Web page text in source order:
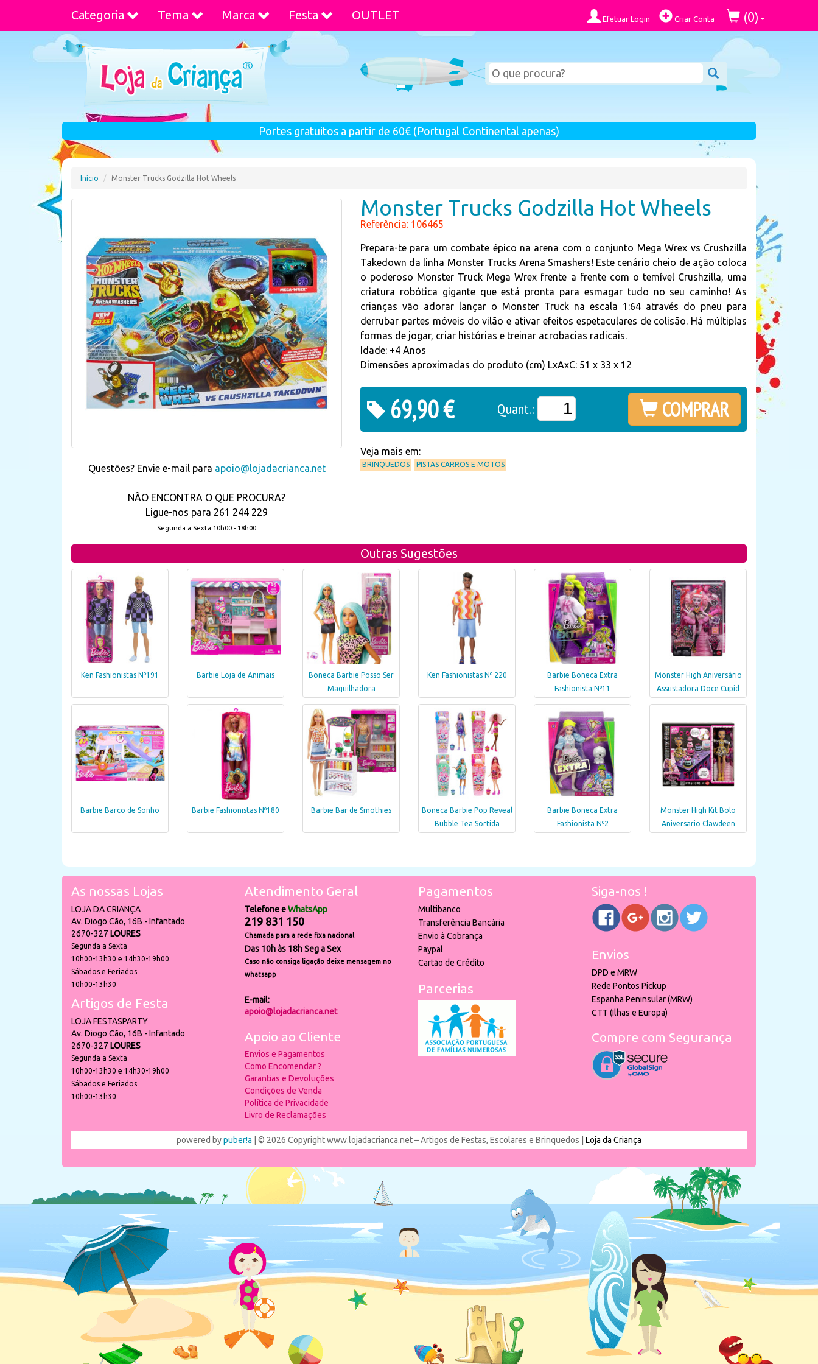
Categoria Tema Marca Festa OUTLET Efetuar Login Criar Conta (0)
Portes gratuitos a partir de 60€ (Portugal Continental apenas)
Início Monster Trucks Godzilla Hot Wheels
Questões? Envie e-mail para apoio@lojadacrianca.net
NÃO ENCONTRA O QUE PROCURA?
Ligue-nos para 261 244 229
Segunda a Sexta 10h00 - 18h00
Monster Trucks Godzilla Hot Wheels
Referência: 106465
Prepara-te para um combate épico na arena com o conjunto Mega Wrex vs Crushzilla
Takedown da linha Monster Trucks Arena Smashers! Este cenário cheio de ação coloca
o poderoso Monster Truck Mega Wrex frente a frente com o temível Crushzilla, uma
criatura robótica gigante que está pronta para esmagar tudo no seu caminho! As
crianças vão adorar lançar o Monster Truck na escala 1:64 através do pneu para
derrubar partes móveis do vilão e ativar efeitos espetaculares de colisão. Há múltiplas
formas de jogar, criar histórias e treinar acrobacias radicais.
Idade: +4 Anos
Dimensões aproximadas do produto (cm) LxAxC: 51 x 33 x 12
69,90 € Quant.: COMPRAR
Veja mais em:
BRINQUEDOS PISTAS CARROS E MOTOS
Outras Sugestões
Ken Fashionistas Nº191 Barbie Loja de Animais
Boneca Barbie Posso Ser
Maquilhadora
Ken Fashionistas Nº 220
Barbie Boneca Extra
Fashionista Nº11
Monster High Aniversário
Assustadora Doce Cupid
Barbie Barco de Sonho Barbie Fashionistas Nº180 Barbie Bar de Smothies
Boneca Barbie Pop Reveal
Bubble Tea Sortida
Barbie Boneca Extra
Fashionista Nº2
Monster High Kit Bolo
Aniversario Clawdeen
As nossas Lojas
LOJA DA CRIANÇA
Av. Diogo Cão, 16B - Infantado
2670-327 LOURES
Segunda a Sexta
10h00-13h30 e 14h30-19h00
Sábados e Feriados
10h00-13h30
Artigos de Festa
LOJA FESTASPARTY
Av. Diogo Cão, 16B - Infantado
2670-327 LOURES
Segunda a Sexta
10h00-13h30 e 14h30-19h00
Sábados e Feriados
10h00-13h30
Atendimento Geral
Telefone eWhatsApp
219 831 150
Chamada para a rede fixa nacional
Das 10h às 18h Seg a Sex
Caso não consiga ligação deixe mensagem no
whatsapp
E-mail:
apoio@lojadacrianca.net
Apoio ao Cliente
Envios e Pagamentos
Como Encomendar ?
Garantias e Devoluções
Condições de Venda
Política de Privacidade
Livro de Reclamações
Pagamentos
Multibanco
Transferência Bancária
Envio à Cobrança
Paypal
Cartão de Crédito
Parcerias
Siga-nos !
Envios
DPD e MRW
Rede Pontos Pickup
Espanha Peninsular (MRW)
CTT (Ilhas e Europa)
Compre com Segurança
powered bypuber!a | © 2026 Copyright www.lojadacrianca.net – Artigos de Festas, Escolares e Brinquedos | Loja da Criança